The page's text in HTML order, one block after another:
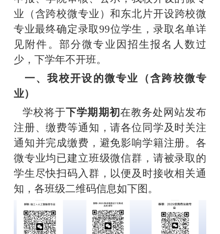
业 （含跨校微专业 ）和东北片开设跨校微
专业最终确定录取99位学生，录取名单详
见附件。 部分微专业因招生报名人数过
少，下学年不开班。
一、我校开设的微专业 （含跨校微专
业）
学校将于下学期期初在教务处网站发布
注册、缴费等通知，请各位同学及时关注
通知并完成缴费，避免影响学籍注册。各
微专业均已建立班级微信群，请被录取 的
学生尽快扫码入群，以便及时接收相关通
知， 各班级二维码信息如下图。